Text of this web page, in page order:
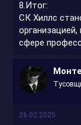
8.Итог:
СК Хиллс
сфере
26.02.2025